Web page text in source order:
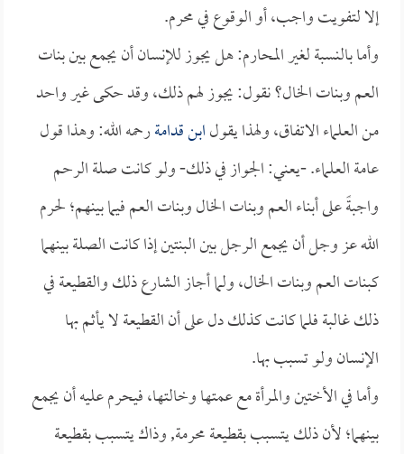
إلا لتفويت واجب، أو الوقوع في محرم.
وأما بالنسبة لغير المحارم: هل يجوز للإنسان أن يجمع بين بنات
العم وبنات الخال؟ نقول: يجوز لهم ذلك، وقد حكى غير واحد
من العلماء الاتفاق، ولهذا يقولابن قدامةرحمه الله: وهذا قول
عامة العلماء. -يعني: الجواز في ذلك- ولو كانت صلة الرحم
واجبةً على أبناء العم وبنات الخال وبنات العم فيما بينهم؛ لحرم
الله عز وجل أن يجمع الرجل بين البنتين إذا كانت الصلة بينهما
كبنات العم وبنات الخال، ولما أجاز الشارع ذلك والقطيعة في
ذلك غالبة فلما كانت كذلك دل على أن القطيعة لا يأثم بها
الإنسان ولو تسبب بها.
وأما في الأختين والمرأة مع عمتها وخالتها، فيحرم عليه أن يجمع
بينهما؛ لأن ذلك يتسبب بقطيعة محرمة, وذاك يتسبب بقطيعة